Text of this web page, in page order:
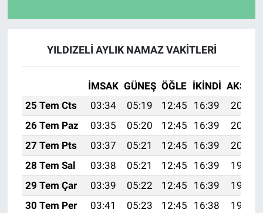
YILDIZELİ AYLIK NAMAZ VAKITLERI
İMSAK GÜNEŞ ÖĞLE İKINDI AKŞAM
25 Tem Cts
03:34 05:19 12:45 16:39
20:02
26 Tem Paz
03:35 05:20 12:45 16:39
20:01
27 Tem Pts
03:37 05:21 12:45 16:39
20:00
28 Tem Sal
03:38 05:21 12:45 16:39
19:59
29 Tem Çar
03:39 05:22 12:45 16:39
19:58
30 Tem Per
03:41 05:23 12:45 16:38
19:57